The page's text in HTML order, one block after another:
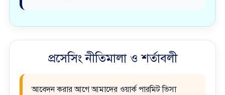
প্রসেসিং নীতিমালা ও শর্তাবলী
আবেদন করার আগে আমাদের ওয়ার্ক পারমিট ভিসা